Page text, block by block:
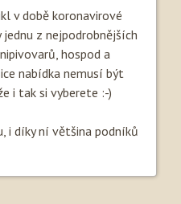
v době koronavirové
z nejpodrobnějších
hospod a
nabídka nemusí být
i tak si vyberete :-)
i díky ní většina podníků